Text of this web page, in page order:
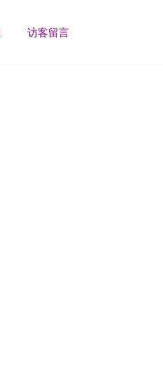
访客留言